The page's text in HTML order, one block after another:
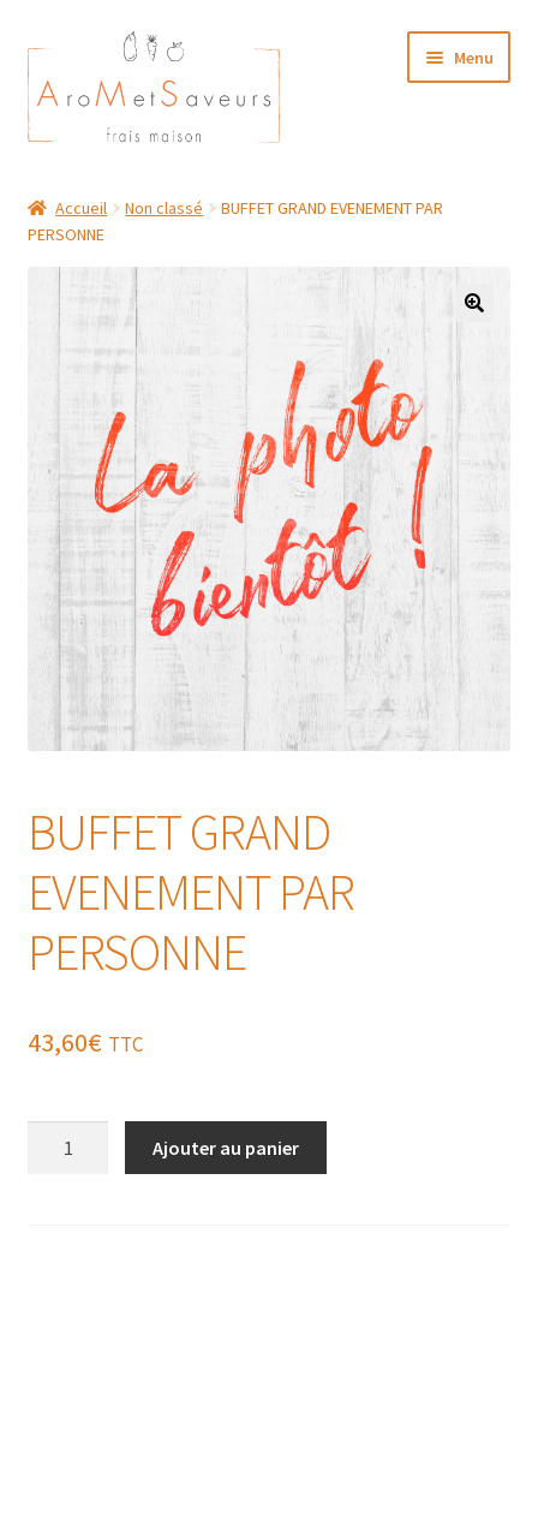
Aller
à
la
navigation
Aller
au
contenu
Menu
Plat du Jour/ Menu Week end
NOS BOUTIQUES
MON COMPTE
Accueil Non classé
BUFFET GRAND EVENEMENT PAR
PERSONNE
BUFFET GRAND
EVENEMENT PAR
PERSONNE
43,60€ TTC
Ajouter au panier